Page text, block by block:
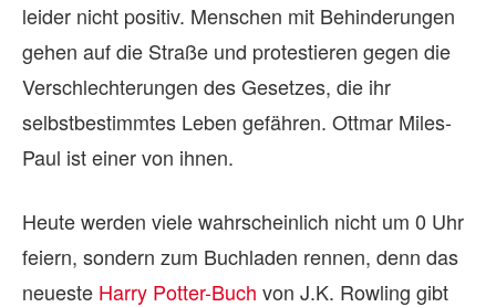
leider nicht positiv. Menschen mit Behinderungen
gehen auf die Straße und protestieren gegen die
Verschlechterungen des Gesetzes, die ihr
selbstbestimmtes Leben gefähren. Ottmar Miles-
Paul ist einer von ihnen.
Heute werden viele wahrscheinlich nicht um 0 Uhr
feiern, sondern zum Buchladen rennen, denn das
neueste Harry Potter-Buch von J.K. Rowling gibt